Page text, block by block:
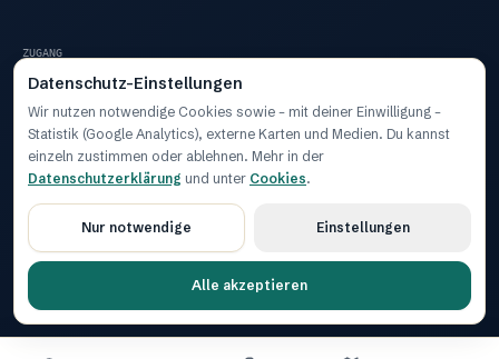
ZUGANG
Dashboard
Cookie-Einstellungen
Datenschutz-Einstellungen
Wir nutzen notwendige Cookies sowie – mit deiner Einwilligung –
Statistik (Google Analytics), externe Karten und Medien. Du kannst
einzeln zustimmen oder ablehnen. Mehr in der
Datenschutzerklärung und unter Cookies.
Nur notwendige Einstellungen
Alle akzeptieren